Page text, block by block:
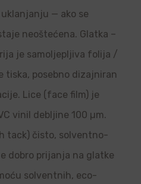
— ako se
neoštećena. Glatka –
je samoljepljiva folija /
tiska, posebno dizajniran
Lice (face film) je
vinil debljine 100 µm.
tack) čisto, solventno-
dobro prijanja na glatke
solventnih, eco-